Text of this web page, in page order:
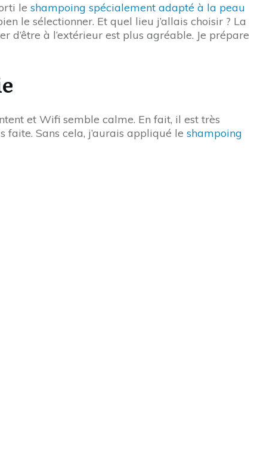
le shampoing spécialement adapté à la peau
le sélectionner. Et quel lieu j’allais choisir ? La
à l’extérieur est plus agréable. Je prépare
et Wifi semble calme. En fait, il est très
Sans cela, j’aurais appliqué le shampoing